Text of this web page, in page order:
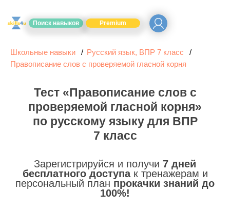
Поиск навыков Premium
Школьные навыки
Русский язык, ВПР 7 класс
Правописание слов с проверяемой гласной корня
Тест «Правописание слов с
проверяемой гласной корня»
по русскому языку для ВПР
7 класс
Зарегистрируйся и получи 7 дней
бесплатного доступак тренажерам и
персональный план прокачки знаний до
100%!